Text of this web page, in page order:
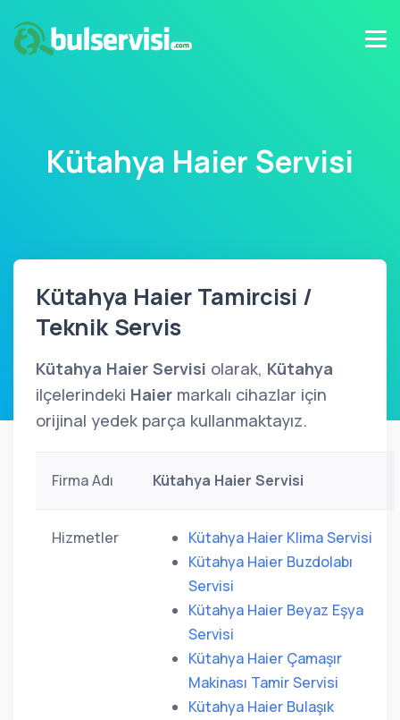
Kütahya Haier Servisi
Kütahya Haier Tamircisi /
Teknik Servis
Kütahya Haier Servisi olarak, Kütahya
ilçelerindeki Haier markalı cihazlar için
orijinal yedek parça kullanmaktayız.
Firma Adı Kütahya Haier Servisi
Hizmetler
Kütahya Haier Klima Servisi
Kütahya Haier Buzdolabı
Servisi
Kütahya Haier Beyaz Eşya
Servisi
Kütahya Haier Çamaşır
Makinası Tamir Servisi
Kütahya Haier Bulaşık